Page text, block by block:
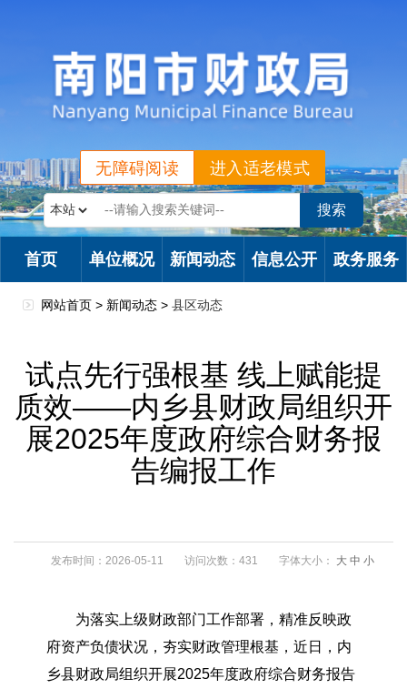
进入适老模式
无障碍阅读
首页 单位概况 新闻动态 信息公开 政务服务
网站首页 > 新闻动态 > 县区动态
试点先行强根基 线上赋能提
质效——内乡县财政局组织开
展2025年度政府综合财务报
告编报工作
发布时间：2026-05-11 访问次数：431 字体大小： 大 中 小
为落实上级财政部门工作部署，精准反映政
府资产负债状况，夯实财政管理根基，近日，内
乡县财政局组织开展2025年度政府综合财务报告